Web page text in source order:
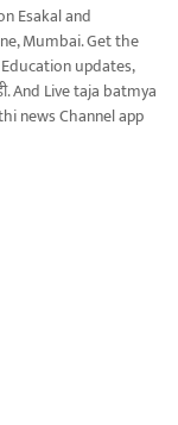
Esakal and
Mumbai. Get the
updates,
And Live taja batmya
news Channel app